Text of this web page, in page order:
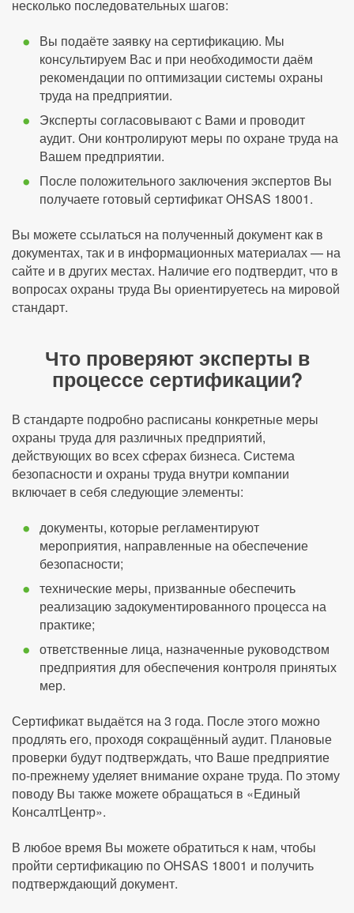
несколько последовательных шагов:
Вы подаёте заявку на сертификацию. Мы
консультируем Вас и при необходимости даём
рекомендации по оптимизации системы охраны
труда на предприятии.
Эксперты согласовывают с Вами и проводит
аудит. Они контролируют меры по охране труда на
Вашем предприятии.
После положительного заключения экспертов Вы
получаете готовый сертификат OHSAS 18001.
Вы можете ссылаться на полученный документ как в
документах, так и в информационных материалах — на
сайте и в других местах. Наличие его подтвердит, что в
вопросах охраны труда Вы ориентируетесь на мировой
стандарт.
Что проверяют эксперты в
процессе сертификации?
В стандарте подробно расписаны конкретные меры
охраны труда для различных предприятий,
действующих во всех сферах бизнеса. Система
безопасности и охраны труда внутри компании
включает в себя следующие элементы:
документы, которые регламентируют
мероприятия, направленные на обеспечение
безопасности;
технические меры, призванные обеспечить
реализацию задокументированного процесса на
практике;
ответственные лица, назначенные руководством
предприятия для обеспечения контроля принятых
мер.
Сертификат выдаётся на 3 года. После этого можно
продлять его, проходя сокращённый аудит. Плановые
проверки будут подтверждать, что Ваше предприятие
по-прежнему уделяет внимание охране труда. По этому
поводу Вы также можете обращаться в «Единый
КонсалтЦентр».
В любое время Вы можете обратиться к нам, чтобы
пройти сертификацию по OHSAS 18001 и получить
подтверждающий документ.